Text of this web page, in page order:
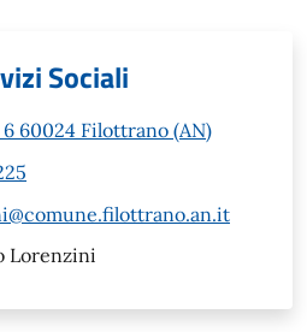
Sociali
6 60024 Filottrano (AN)
Lorenzini